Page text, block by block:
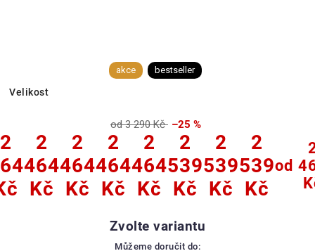
akce bestseller
Velikost
od 3 290 Kč –25 %
2
2
464
Kč
2
464
Kč
2
464
Kč
2
464
Kč
2
539
Kč
2
539
Kč
2
539
Kč
od
Zvolte variantu
Můžeme doručit do: